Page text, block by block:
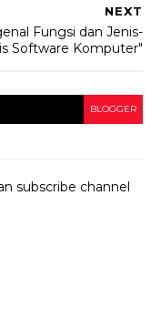
NEXT
Fungsi dan Jenis-
Software Komputer"
BLOGGER
subscribe channel